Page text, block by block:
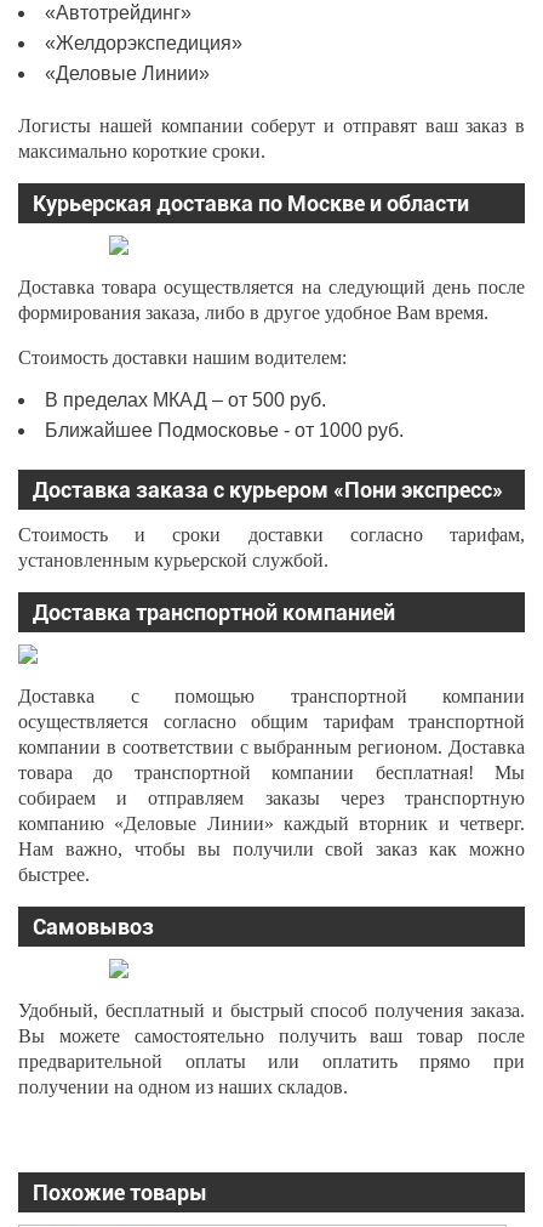
«Автотрейдинг»
«Желдорэкспедиция»
«Деловые Линии»
Логисты нашей компании соберут и отправят ваш заказ в
максимально короткие сроки.
Курьерская доставка по Москве и области
Доставка товара осуществляется на следующий день после
формирования заказа, либо в другое удобное Вам время.
Стоимость доставки нашим водителем:
В пределах МКАД – от 500 руб.
Ближайшее Подмосковье - от 1000 руб.
Доставка заказа с курьером «Пони экспресс»
Стоимость и сроки доставки согласно тарифам,
установленным курьерской службой.
Доставка транспортной компанией
Доставка с помощью транспортной компании
осуществляется согласно общим тарифам транспортной
компании в соответствии с выбранным регионом. Доставка
товара до транспортной компании бесплатная! Мы
собираем и отправляем заказы через транспортную
компанию «Деловые Линии» каждый вторник и четверг.
Нам важно, чтобы вы получили свой заказ как можно
быстрее.
Самовывоз
Удобный, бесплатный и быстрый способ получения заказа.
Вы можете самостоятельно получить ваш товар после
предварительной оплаты или оплатить прямо при
получении на одном из наших складов.
Похожие товары